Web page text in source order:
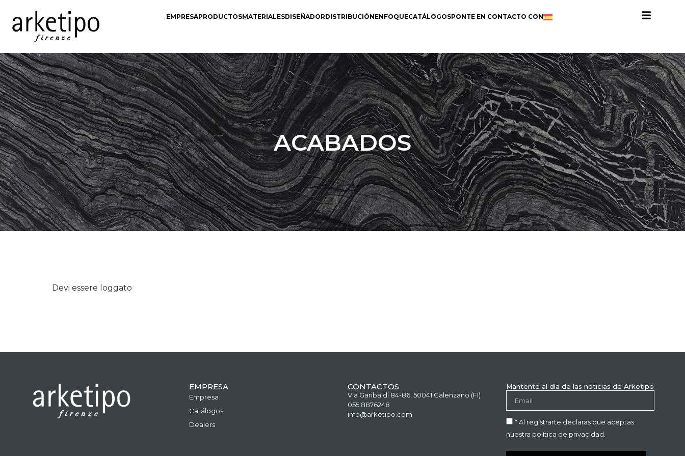
EMPRESAPRODUCTOSMATERIALESDISEÑADORDISTRIBUCIÓNENFOQUECATÁLOGOSPONTE EN CONTACTO CON
ACABADOS
Devi essere loggato
EMPRESA
Empresa
Catálogos
Dealers
CONTACTOS
Via Garibaldi 84-86, 50041 Calenzano (FI)
055 8876248
info@arketipo.com
Mantente al día de las noticias de Arketipo
* Al registrarte declaras que aceptas
nuestra política de privacidad.